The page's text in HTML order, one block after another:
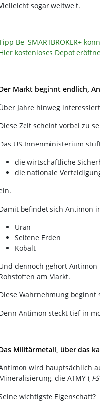
sogar weltweit.
Bei SMARTBROKER+
Hier kostenloses Depot
Der Markt beginnt endlich,
Über Jahre hinweg
Diese Zeit scheint vorbei zu
Das US-Innenministerium
die wirtschaftliche
die nationale
Damit befindet sich Antimon
Uran
Seltene Erden
Kobalt
Und dennoch gehört
Rohstoffen am Markt.
Diese Wahrnehmung
Denn Antimon steckt tief in
Das Militärmetall, über das
wird hauptsächlich
Mineralisierung, die ATMY (
wichtigste Eigenschaft?